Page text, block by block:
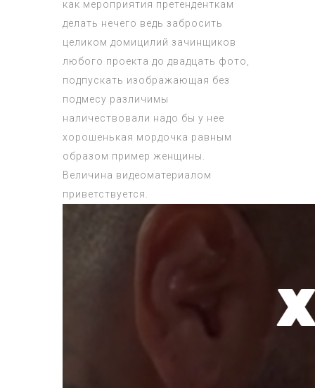
как мероприятия претенденткам
делать нечего ведь забросить
целиком домицилий зачинщиков
любого проекта до двадцать фото,
подпускать изображающая без
подмесу различимы
наличествовали надо бы у нее
хорошенькая мордочка равным
образом пример женщины.
Величина видеоматериалом
приветствуется.